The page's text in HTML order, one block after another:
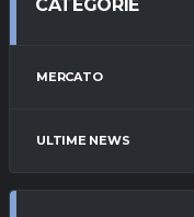
CATEGORIE
MERCATO
ULTIME NEWS